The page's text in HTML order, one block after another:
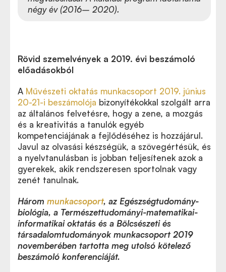
négy év (2016– 2020).
Rövid szemelvények a 2019. évi beszámoló
előadásokból
A Művészeti oktatás munkacsoport 2019. június
20-21-i beszámolója bizonyítékokkal szolgált arra
az általános felvetésre, hogy a zene, a mozgás
és a kreativitás a tanulók egyéb
kompetenciájának a fejlődéséhez is hozzájárul.
Javul az olvasási készségük, a szövegértésük, és
a nyelvtanulásban is jobban teljesítenek azok a
gyerekek, akik rendszeresen sportolnak vagy
zenét tanulnak.
Három munkacsoport, az Egészségtudomány-
biológia, a Természettudományi-matematikai-
informatikai oktatás és a Bölcsészeti és
társadalomtudományok munkacsoport 2019
novemberében tartotta meg utolsó kötelező
beszámoló konferenciáját.